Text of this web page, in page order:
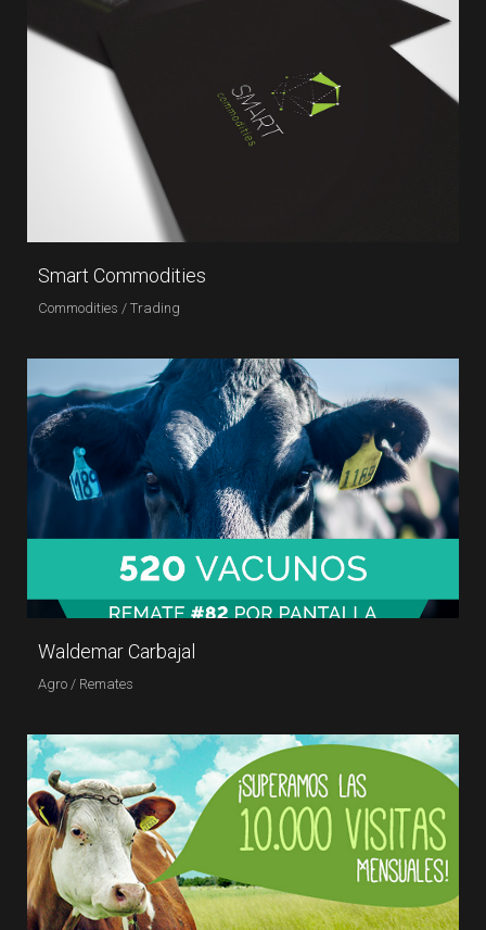
Smart Commodities
Commodities / Trading
Waldemar Carbajal
Agro / Remates